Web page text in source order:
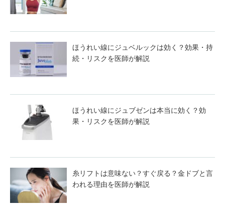
ほうれい線にジュベルックは効く？効果・持
続・リスクを医師が解説
ほうれい線にジュブゼンは本当に効く？効
果・リスクを医師が解説
糸リフトは意味ない？すぐ戻る？金ドブと言
われる理由を医師が解説